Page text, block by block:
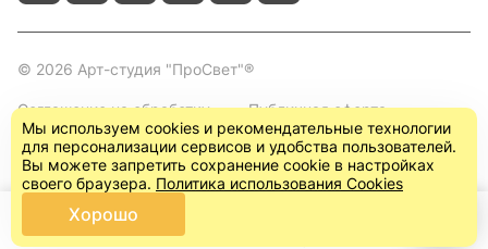
© 2026 Арт-студия "ПроСвет"®
Соглашение на обработку
персональных данных
Публичная оферта
(пользовательское
соглашение)
Главная Каталог
Мы используем cookies и рекомендательные технологии
для персонализации сервисов и удобства пользователей.
Вы можете запретить сохранение cookie в настройках
своего браузера. Политика использования Cookies
Хорошо